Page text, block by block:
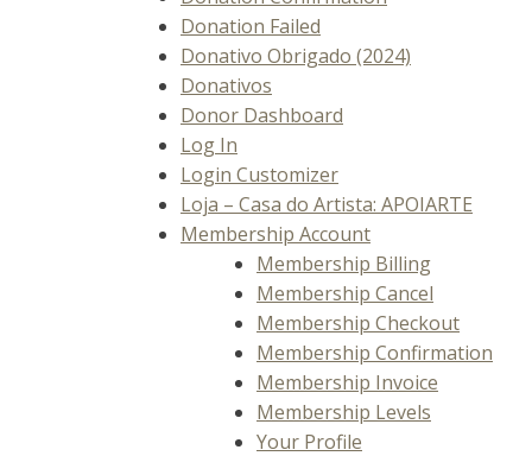
Donation Failed
Donativo Obrigado (2024)
Donativos
Donor Dashboard
Log In
Login Customizer
Loja – Casa do Artista: APOIARTE
Membership Account
Membership Billing
Membership Cancel
Membership Checkout
Membership Confirmation
Membership Invoice
Membership Levels
Your Profile